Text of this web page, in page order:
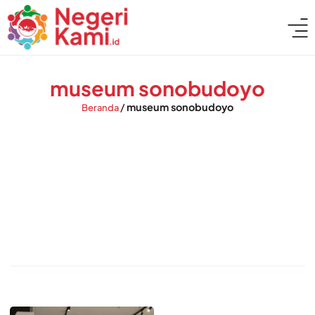
museum sonobudoyo
Beranda/museum sonobudoyo